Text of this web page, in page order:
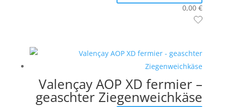
0,00€
Valençay AOP XD fermier –
geaschter Ziegenweichkäse